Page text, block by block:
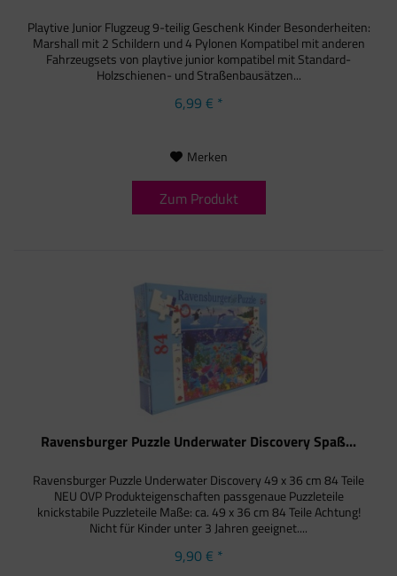
Playtive Junior Flugzeug 9-teilig Geschenk Kinder Besonderheiten:
Marshall mit 2 Schildern und 4 Pylonen Kompatibel mit anderen
Fahrzeugsets von playtive junior kompatibel mit Standard-
Holzschienen- und Straßenbausätzen...
6,99 € *
Merken
Zum Produkt
Ravensburger Puzzle Underwater Discovery Spaß...
Ravensburger Puzzle Underwater Discovery 49 x 36 cm 84 Teile
NEU OVP Produkteigenschaften passgenaue Puzzleteile
knickstabile Puzzleteile Maße: ca. 49 x 36 cm 84 Teile Achtung!
Nicht für Kinder unter 3 Jahren geeignet....
9,90 € *